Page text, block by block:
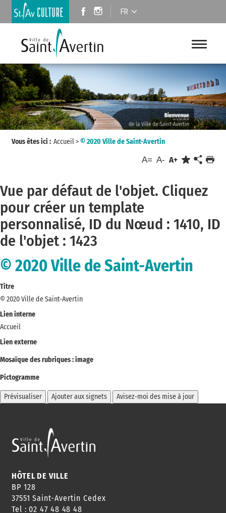
FR
Vous êtes ici : Accueil>© 2020 Ville de Saint-Avertin
A= A- A+
Vue par défaut de l'objet. Cliquez
pour créer un template
personnalisé, ID du Nœud : 1410, ID
de l'objet : 1423
© 2020 Ville de Saint-Avertin
Titre
© 2020 Ville de Saint-Avertin
Lien interne
Accueil
Lien externe
Mosaïque des rubriques : image
Pictogramme
HÔTEL DE VILLE
BP 128
37551 Saint-Avertin Cedex
Tel : 02 47 48 48 48